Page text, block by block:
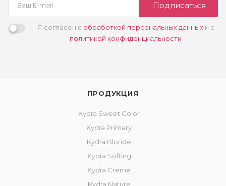
Подписаться
Я согласен с обработкой персональных данныхи с
политикой конфиденциальности
ПРОДУКЦИЯ
Kydra Sweet Color
Kydra Primary
Kydra Blonde
Kydra Softing
Kydra Creme
Kydra Nature